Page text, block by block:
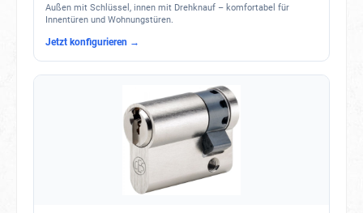
Außen mit Schlüssel, innen mit Drehknauf – komfortabel für
Innentüren und Wohnungstüren.
Jetzt konfigurieren →